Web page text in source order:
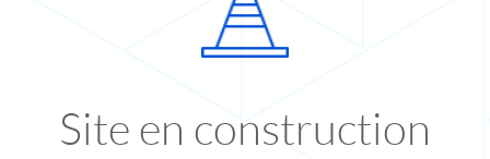
Site en construction